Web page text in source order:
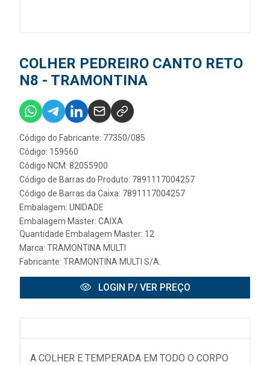
COLHER PEDREIRO CANTO RETO
N8 - TRAMONTINA
Código do Fabricante: 77350/085
Código: 159560
Código NCM: 82055900
Código de Barras do Produto: 7891117004257
Código de Barras da Caixa: 7891117004257
Embalagem: UNIDADE
Embalagem Master: CAIXA
Quantidade Embalagem Master: 12
Marca: TRAMONTINA MULTI
Fabricante: TRAMONTINA MULTI S/A.
LOGIN P/ VER PREÇO
A COLHER E TEMPERADA EM TODO O CORPO